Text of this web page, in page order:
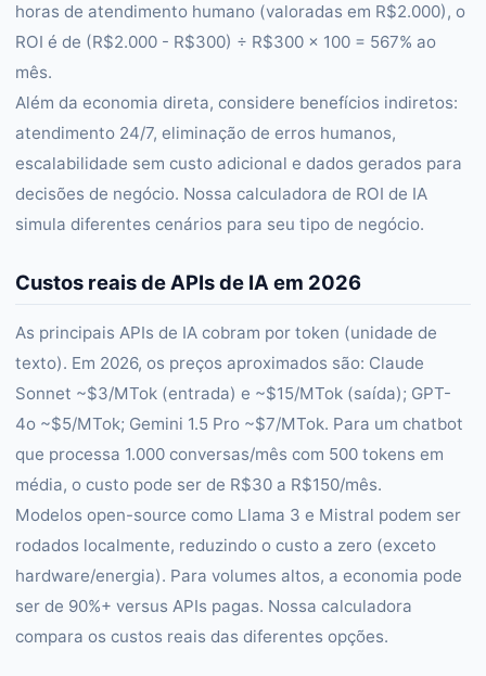
horas de atendimento humano (valoradas em R$2.000), o
ROI é de (R$2.000 - R$300) ÷ R$300 × 100 = 567% ao
mês.
Além da economia direta, considere benefícios indiretos:
atendimento 24/7, eliminação de erros humanos,
escalabilidade sem custo adicional e dados gerados para
decisões de negócio. Nossa calculadora de ROI de IA
simula diferentes cenários para seu tipo de negócio.
Custos reais de APIs de IA em 2026
As principais APIs de IA cobram por token (unidade de
texto). Em 2026, os preços aproximados são: Claude
Sonnet ~$3/MTok (entrada) e ~$15/MTok (saída); GPT-
4o ~$5/MTok; Gemini 1.5 Pro ~$7/MTok. Para um chatbot
que processa 1.000 conversas/mês com 500 tokens em
média, o custo pode ser de R$30 a R$150/mês.
Modelos open-source como Llama 3 e Mistral podem ser
rodados localmente, reduzindo o custo a zero (exceto
hardware/energia). Para volumes altos, a economia pode
ser de 90%+ versus APIs pagas. Nossa calculadora
compara os custos reais das diferentes opções.